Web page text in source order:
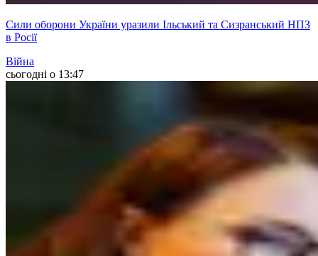
Сили оборони України уразили Ільський та Сизранський НПЗ
в Росії
Війна
сьогодні о 13:47